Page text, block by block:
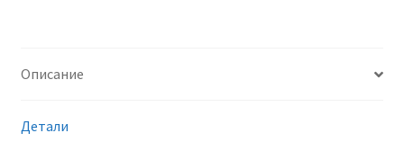
Описание
Детали